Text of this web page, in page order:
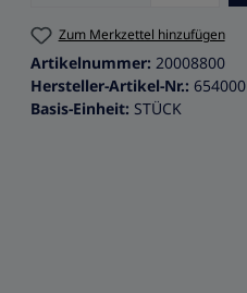
Zum Merkzettel hinzufügen
Artikelnummer:20008800
Hersteller-Artikel-Nr.:654000
Basis-Einheit: STÜCK